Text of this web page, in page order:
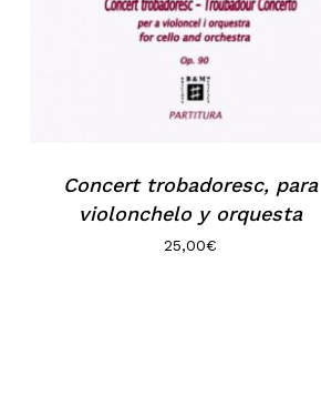
Concert trobadoresc, para
violonchelo y orquesta
25,00€